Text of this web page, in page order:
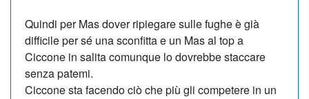
Quindi per Mas dover ripiegare sulle fughe è già
difficile per sé una sconfitta e un Mas al top a
Ciccone in salita comunque lo dovrebbe staccare
senza patemi.
Ciccone sta facendo ciò che più gli competere in un